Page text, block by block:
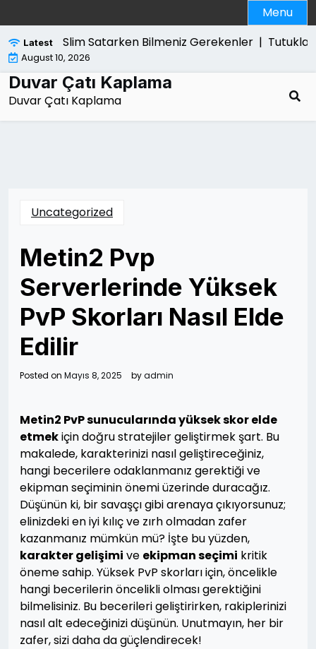
to
content
Menu
Latest
Ps5 Slim Satarken Bilmeniz Gerekenler |
August 10, 2026
Duvar Çatı Kaplama
Duvar Çatı Kaplama
Uncategorized
Metin2 Pvp
Serverlerinde Yüksek
PvP Skorları Nasıl Elde
Edilir
Posted on Mayıs 8, 2025 byadmin
Metin2 PvP sunucularında yüksek skor elde
etmekiçin doğru stratejiler geliştirmek şart. Bu
makalede, karakterinizi nasıl geliştireceğiniz,
hangi becerilere odaklanmanız gerektiği ve
ekipman seçiminin önemi üzerinde duracağız.
Düşünün ki, bir savaşçı gibi arenaya çıkıyorsunuz;
elinizdeki en iyi kılıç ve zırh olmadan zafer
kazanmanız mümkün mü? İşte bu yüzden,
karakter gelişimi ve ekipman seçimi kritik
öneme sahip. Yüksek PvP skorları için, öncelikle
hangi becerilerin öncelikli olması gerektiğini
bilmelisiniz. Bu becerileri geliştirirken, rakiplerinizi
nasıl alt edeceğinizi düşünün. Unutmayın, her bir
zafer, sizi daha da güçlendirecek!